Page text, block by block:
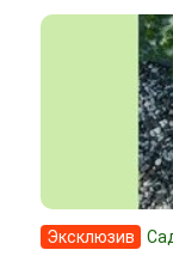
Эксклюзив